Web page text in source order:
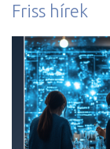
Friss hírek